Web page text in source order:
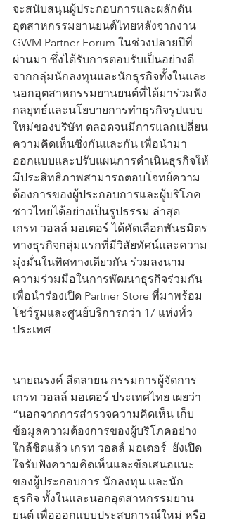
จะสนับสนุนผู้ประกอบการและผลักดัน
อุตสาหกรรมยานยนต์ไทยหลังจากงาน
GWM Partner Forum ในช่วงปลายปีที่
ผ่านมา ซึ่งได้รับการตอบรับเป็นอย่างดี
จากกลุ่มนักลงทุนและนักธุรกิจทั้งในและ
นอกอุตสาหกรรมยานยนต์ที่ได้มาร่วมฟัง
กลยุทธ์และนโยบายการทำธุรกิจรูปแบบ
ใหม่ของบริษัท ตลอดจนมีการแลกเปลี่ยน
ความคิดเห็นซึ่งกันและกัน เพื่อนำมา
ออกแบบและปรับแผนการดำเนินธุรกิจให้
มีประสิทธิภาพสามารถตอบโจทย์ความ
ต้องการของผู้ประกอบการและผู้บริโภค
ชาวไทยได้อย่างเป็นรูปธรรม ล่าสุด
เกรท วอลล์ มอเตอร์ ได้คัดเลือกพันธมิตร
ทางธุรกิจกลุ่มแรกที่มีวิสัยทัศน์และความ
มุ่งมั่นในทิศทางเดียวกัน ร่วมลงนาม
ความร่วมมือในการพัฒนาธุรกิจร่วมกัน
เพื่อนำร่องเปิด Partner Store ที่มาพร้อม
โชว์รูมและศูนย์บริการกว่า 17 แห่งทั่ว
ประเทศ
นายณรงค์ สีตลายน กรรมการผู้จัดการ
เกรท วอลล์ มอเตอร์ ประเทศไทย เผยว่า
“นอกจากการสำรวจความคิดเห็น เก็บ
ข้อมูลความต้องการของผู้บริโภคอย่าง
ใกล้ชิดแล้ว เกรท วอลล์ มอเตอร์  ยังเปิด
ใจรับฟังความคิดเห็นและข้อเสนอแนะ
ของผู้ประกอบการ นักลงทุน และนัก
ธุรกิจ ทั้งในและนอกอุตสาหกรรมยาน
ยนต์ เพื่อออกแบบประสบการณ์ใหม่ หรือ